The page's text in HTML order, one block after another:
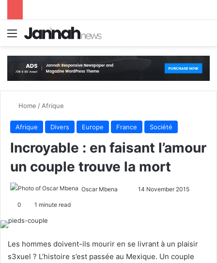
Menu
Home / Afrique
Afrique Divers Europe France Société
Incroyable : en faisant l’amour
un couple trouve la mort
Oscar Mbena
n
e
14 November 2015
0 1 minute read
Les hommes doivent-ils mourir en se livrant à un plaisir
s3xuel ? L’histoire s’est passée au Mexique. Un couple